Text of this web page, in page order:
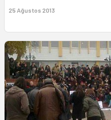
25 Ağustos 2013